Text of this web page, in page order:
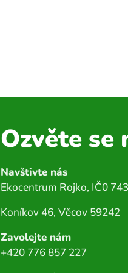
Ozvěte se
Navštivte nás
Ekocentrum Rojko, IČ0
Koníkov 46, Věcov 59242
Zavolejte nám
+420 776 857 227